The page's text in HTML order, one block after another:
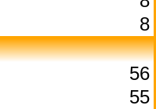
8
56
55